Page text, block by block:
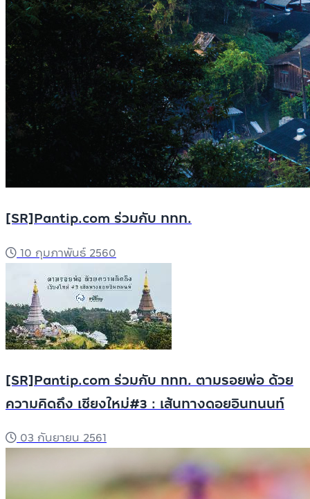
[SR]Pantip.com ร่วมกับ ททท.
10 กุมภาพันธ์ 2560
[SR]Pantip.com ร่วมกับ ททท. ตามรอยพ่อ ด้วย
ความคิดถึง เชียงใหม่#3 : เส้นทางดอยอินทนนท์
03 กันยายน 2561